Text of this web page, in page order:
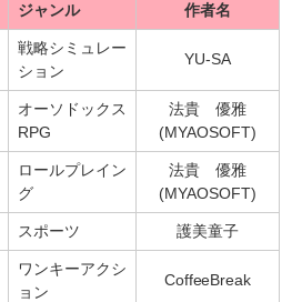
ジャンル 作者名
戦略シミュレー
ション
YU-SA
オーソドックス
RPG
法貴 優雅
(MYAOSOFT)
ロールプレイン
グ
法貴 優雅
(MYAOSOFT)
スポーツ 護美童子
ワンキーアクシ
ョン
CoffeeBreak